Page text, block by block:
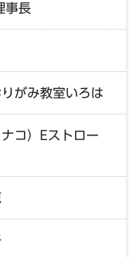
事長
がみ教室いろは
コ）Eストロー